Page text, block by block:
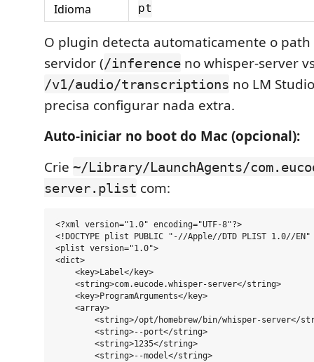
Idioma
pt
O plugin detecta automaticamente o
servidor (/inference no whisper-server
/v1/audio/transcriptions no LM
precisa configurar nada extra.
Auto-iniciar no boot do Mac (opcional):
Crie ~/Library/LaunchAgents/
server.plist com:
<?xml version="1.0" encoding="UTF-8"?>
<!DOCTYPE plist PUBLIC "-//Apple//DTD PLIST 1.0//
<plist version="1.0">
<dict>
    <key>Label</key>
    <string>com.eucode.whisper-server</string>
    <key>ProgramArguments</key>
    <array>
<string>/opt/homebrew/bin/whisper-server</
        <string>--port</string>
        <string>1235</string>
        <string>--model</string>